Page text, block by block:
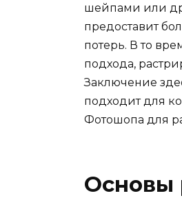
шейпами или
предоставит
потерь. В то
подхода,
Заключение
подходит для
Фотошопа для
Основы